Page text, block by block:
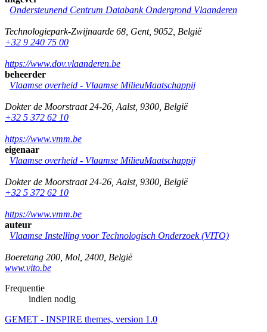
Ondersteunend Centrum Databank Ondergrond Vlaanderen
Technologiepark-Zwijnaarde 68 Gent, 9052 België
+32 9 240 75 00
https://www.dov.vlaanderen.be
beheerder
Vlaamse overheid - Vlaamse MilieuMaatschappij
Dokter de Moorstraat 24-26 Aalst, 9300 België
+32 5 372 62 10
https://www.vmm.be
eigenaar
Vlaamse overheid - Vlaamse MilieuMaatschappij
Dokter de Moorstraat 24-26 Aalst, 9300 België
+32 5 372 62 10
https://www.vmm.be
auteur
Vlaamse Instelling voor Technologisch Onderzoek (VITO)
Boeretang 200 Mol 2400 België
www.vito.be
Frequentie
indien nodig
GEMET - INSPIRE themes, version 1.0